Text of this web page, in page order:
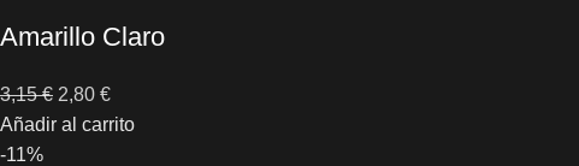
Amarillo Claro
3,15€ 2,80 €
Añadir al carrito
-11%